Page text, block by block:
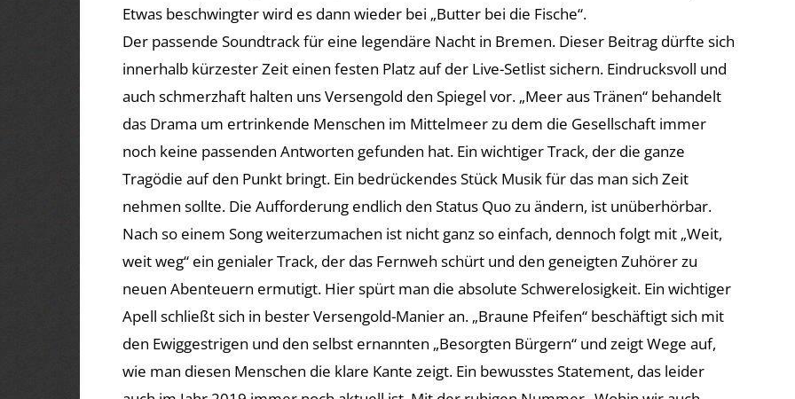
Etwas beschwingter wird es dann wieder bei „Butter bei die Fische“.
Der passende Soundtrack für eine legendäre Nacht in Bremen. Dieser Beitrag dürfte sich
innerhalb kürzester Zeit einen festen Platz auf der Live-Setlist sichern. Eindrucksvoll und
auch schmerzhaft halten uns Versengold den Spiegel vor. „Meer aus Tränen“ behandelt
das Drama um ertrinkende Menschen im Mittelmeer zu dem die Gesellschaft immer
noch keine passenden Antworten gefunden hat. Ein wichtiger Track, der die ganze
Tragödie auf den Punkt bringt. Ein bedrückendes Stück Musik für das man sich Zeit
nehmen sollte. Die Aufforderung endlich den Status Quo zu ändern, ist unüberhörbar.
Nach so einem Song weiterzumachen ist nicht ganz so einfach, dennoch folgt mit „Weit,
weit weg“ ein genialer Track, der das Fernweh schürt und den geneigten Zuhörer zu
neuen Abenteuern ermutigt. Hier spürt man die absolute Schwerelosigkeit. Ein wichtiger
Apell schließt sich in bester Versengold-Manier an. „Braune Pfeifen“ beschäftigt sich mit
den Ewiggestrigen und den selbst ernannten „Besorgten Bürgern“ und zeigt Wege auf,
wie man diesen Menschen die klare Kante zeigt. Ein bewusstes Statement, das leider